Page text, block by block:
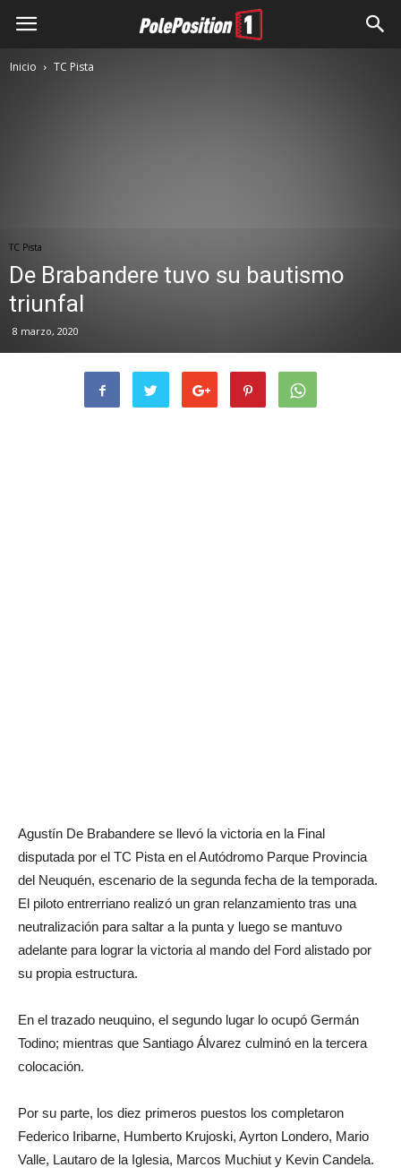
Inicio TC Pista
TC Pista
De Brabandere tuvo su bautismo
triunfal
8 marzo, 2020
Agustín De Brabandere se llevó la victoria en la Final
disputada por el TC Pista en el Autódromo Parque Provincia
del Neuquén, escenario de la segunda fecha de la temporada.
El piloto entrerriano realizó un gran relanzamiento tras una
neutralización para saltar a la punta y luego se mantuvo
adelante para lograr la victoria al mando del Ford alistado por
su propia estructura.
En el trazado neuquino, el segundo lugar lo ocupó Germán
Todino; mientras que Santiago Álvarez culminó en la tercera
colocación.
Por su parte, los diez primeros puestos los completaron
Federico Iribarne, Humberto Krujoski, Ayrton Londero, Mario
Valle, Lautaro de la Iglesia, Marcos Muchiut y Kevin Candela.